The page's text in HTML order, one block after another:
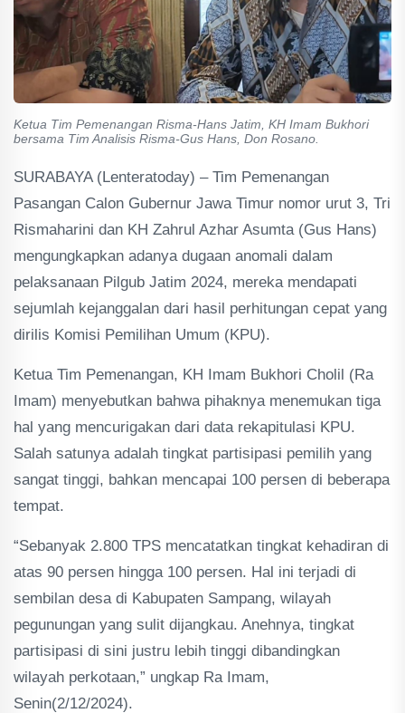
Ketua Tim Pemenangan Risma-Hans Jatim, KH Imam Bukhori
bersama Tim Analisis Risma-Gus Hans, Don Rosano.
SURABAYA (Lenteratoday) – Tim Pemenangan
Pasangan Calon Gubernur Jawa Timur nomor urut 3, Tri
Rismaharini dan KH Zahrul Azhar Asumta (Gus Hans)
mengungkapkan adanya dugaan anomali dalam
pelaksanaan Pilgub Jatim 2024, mereka mendapati
sejumlah kejanggalan dari hasil perhitungan cepat yang
dirilis Komisi Pemilihan Umum (KPU).
Ketua Tim Pemenangan, KH Imam Bukhori Cholil (Ra
Imam) menyebutkan bahwa pihaknya menemukan tiga
hal yang mencurigakan dari data rekapitulasi KPU.
Salah satunya adalah tingkat partisipasi pemilih yang
sangat tinggi, bahkan mencapai 100 persen di beberapa
tempat.
“Sebanyak 2.800 TPS mencatatkan tingkat kehadiran di
atas 90 persen hingga 100 persen. Hal ini terjadi di
sembilan desa di Kabupaten Sampang, wilayah
pegunungan yang sulit dijangkau. Anehnya, tingkat
partisipasi di sini justru lebih tinggi dibandingkan
wilayah perkotaan,” ungkap Ra Imam,
Senin(2/12/2024).